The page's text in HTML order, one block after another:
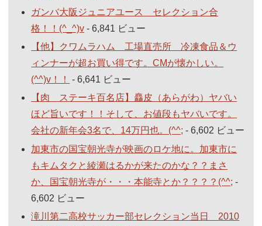
ガンバ大阪ジュニアユース セレクション合
格！！(^_^)v - 6,841 ビュー
【他】クワムラハム 工場直売所 冷凍食品＆ウ
ィンナーが超お買い得です。CMが懐かしい。
(^^)v！！
- 6,641 ビュー
【肉 ステーキ百名店】麤皮（あらがわ）ヤバい
ほど旨いです！！そして、お値段もヤバいです。
会社の新年会3名で、14万円也。(^^; - 6,602 ビュー
加東市の国宝朝光寺が映画のロケ地に。加東市に
もキムタクと綾瀬はるかが来たのかな？？まさ
か、国宝朝光寺が・・・本能寺とか？？？？(^^; -
6,602 ビュー
滝川第二高校サッカー部セレクション当日 2010